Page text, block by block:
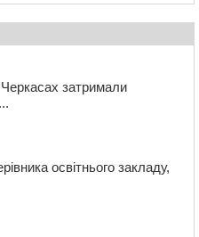
затримали
освітнього закладу,